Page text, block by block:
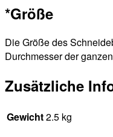
*Größe
Die Größe des
Durchmesser der
Zusätzliche
Gewicht2.5 kg